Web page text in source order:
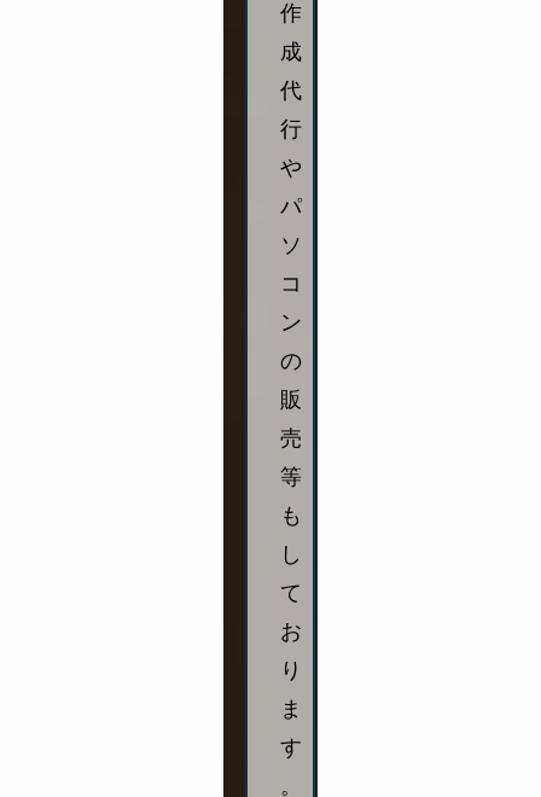
作
成
代
行
や
パ
ソ
コ
ン
の
販
売
等
も
し
て
お
り
ま
す
。